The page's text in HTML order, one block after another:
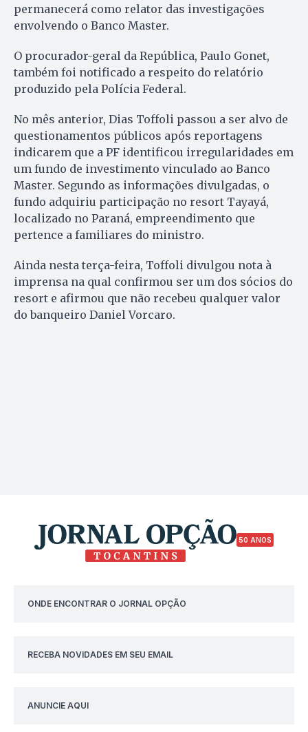
permanecerá como relator das investigações
envolvendo o Banco Master.
O procurador-geral da República, Paulo Gonet,
também foi notificado a respeito do relatório
produzido pela Polícia Federal.
No mês anterior, Dias Toffoli passou a ser alvo de
questionamentos públicos após reportagens
indicarem que a PF identificou irregularidades em
um fundo de investimento vinculado ao Banco
Master. Segundo as informações divulgadas, o
fundo adquiriu participação no resort Tayayá,
localizado no Paraná, empreendimento que
pertence a familiares do ministro.
Ainda nesta terça-feira, Toffoli divulgou nota à
imprensa na qual confirmou ser um dos sócios do
resort e afirmou que não recebeu qualquer valor
do banqueiro Daniel Vorcaro.
50 ANOS
ONDE ENCONTRAR O JORNAL OPÇÃO
RECEBA NOVIDADES EM SEU EMAIL
ANUNCIE AQUI